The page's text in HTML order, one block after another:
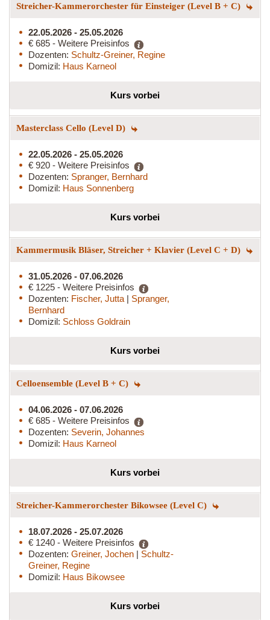
Streicher-Kammerorchester für Einsteiger (Level B + C)
22.05.2026 - 25.05.2026
€ 685 - Weitere Preisinfos
Dozenten: Schultz-Greiner, Regine
Domizil: Haus Karneol
Kurs vorbei
Masterclass Cello (Level D)
22.05.2026 - 25.05.2026
€ 920 - Weitere Preisinfos
Dozenten: Spranger, Bernhard
Domizil: Haus Sonnenberg
Kurs vorbei
Kammermusik Bläser, Streicher + Klavier (Level C + D)
31.05.2026 - 07.06.2026
€ 1225 - Weitere Preisinfos
Dozenten: Fischer, Jutta | Spranger,
Bernhard
Domizil: Schloss Goldrain
Kurs vorbei
Celloensemble (Level B + C)
04.06.2026 - 07.06.2026
€ 685 - Weitere Preisinfos
Dozenten: Severin, Johannes
Domizil: Haus Karneol
Kurs vorbei
Streicher-Kammerorchester Bikowsee (Level C)
18.07.2026 - 25.07.2026
€ 1240 - Weitere Preisinfos
Dozenten: Greiner, Jochen | Schultz-
Greiner, Regine
Domizil: Haus Bikowsee
Kurs vorbei